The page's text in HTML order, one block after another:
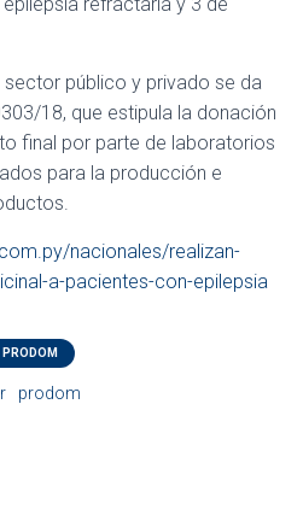
público y privado se da
18, que estipula la donación
final por parte de laboratorios
para la producción e
nacionales/realizan-
a-pacientes-con-epilepsia
PRODOM
prodom